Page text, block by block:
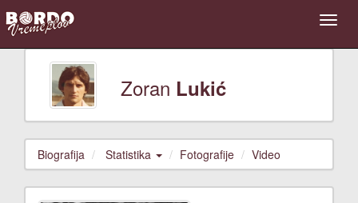
Zoran Lukić
Biografija Statistika Fotografije Video